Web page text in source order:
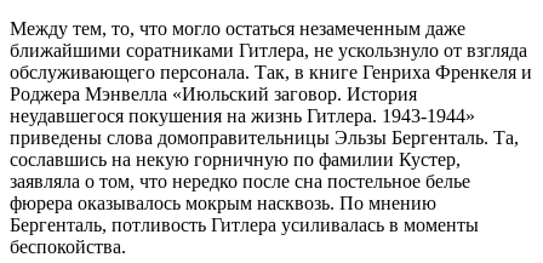
Между тем, то, что могло остаться незамеченным даже
ближайшими соратниками Гитлера, не ускользнуло от взгляда
обслуживающего персонала. Так, в книге Генриха Френкеля и
Роджера Мэнвелла «Июльский заговор. История
неудавшегося покушения на жизнь Гитлера. 1943-1944»
приведены слова домоправительницы Эльзы Бергенталь. Та,
сославшись на некую горничную по фамилии Кустер,
заявляла о том, что нередко после сна постельное белье
фюрера оказывалось мокрым насквозь. По мнению
Бергенталь, потливость Гитлера усиливалась в моменты
беспокойства.